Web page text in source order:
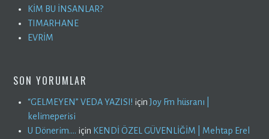
KİM BU İNSANLAR?
TIMARHANE
EVRİM
SON YORUMLAR
“GELMEYEN” VEDA YAZISI! içinJoy Fm hüsranı |
kelimeperisi
U Dönerim…. için KENDİ ÖZEL GÜVENLİĞİM | Mehtap Erel